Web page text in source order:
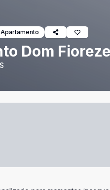
Apartamento
Dom